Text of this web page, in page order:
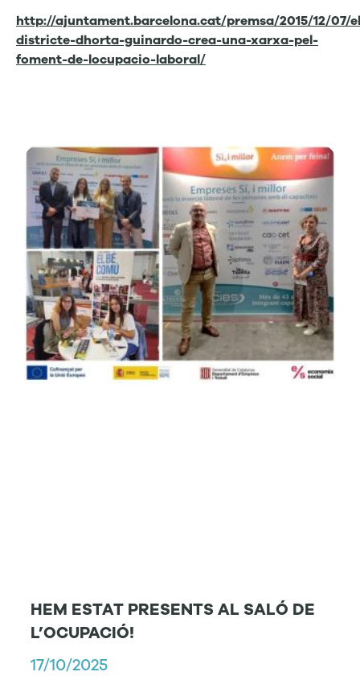
http://ajuntament.barcelona.cat/premsa/2015/12/07/
districte-dhorta-guinardo-crea-una-xarxa-pel-
foment-de-locupacio-laboral/
HEM ESTAT PRESENTS AL SALÓ DE
L’OCUPACIÓ!
17/10/2025